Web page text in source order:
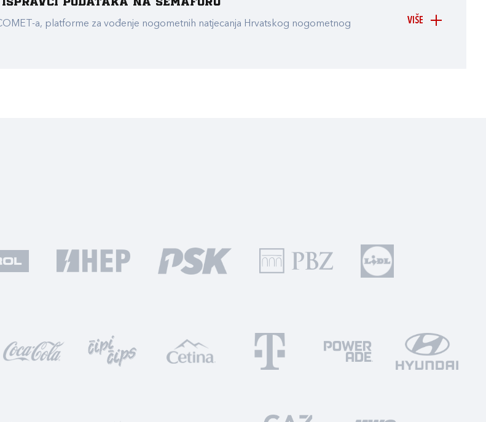
VIŠE
podataka na Semaforu
a, platforme za vođenje nogometnih natjecanja Hrvatskog nogometnog